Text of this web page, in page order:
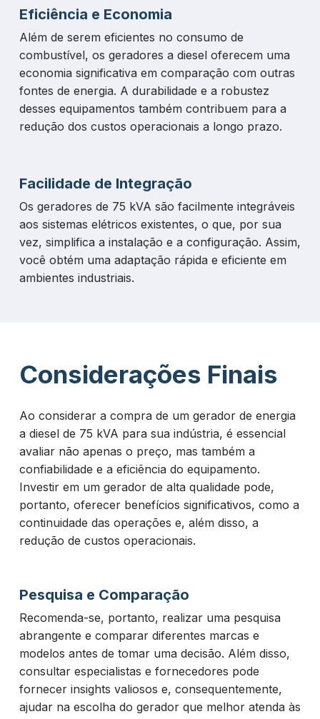
Eficiência e Economia
Além de serem eficientes no consumo de
combustível, os geradores a diesel oferecem uma
economia significativa em comparação com outras
fontes de energia. A durabilidade e a robustez
desses equipamentos também contribuem para a
redução dos custos operacionais a longo prazo.
Facilidade de Integração
Os geradores de 75 kVA são facilmente integráveis
aos sistemas elétricos existentes, o que, por sua
vez, simplifica a instalação e a configuração. Assim,
você obtém uma adaptação rápida e eficiente em
ambientes industriais.
Considerações Finais
Ao considerar a compra de um gerador de energia
a diesel de 75 kVA para sua indústria, é essencial
avaliar não apenas o preço, mas também a
confiabilidade e a eficiência do equipamento.
Investir em um gerador de alta qualidade pode,
portanto, oferecer benefícios significativos, como a
continuidade das operações e, além disso, a
redução de custos operacionais.
Pesquisa e Comparação
Recomenda-se, portanto, realizar uma pesquisa
abrangente e comparar diferentes marcas e
modelos antes de tomar uma decisão. Além disso,
consultar especialistas e fornecedores pode
fornecer insights valiosos e, consequentemente,
ajudar na escolha do gerador que melhor atenda às